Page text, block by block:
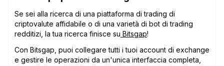
Se sei alla ricerca di una piattaforma di trading di
criptovalute affidabile o di una varietà di bot di trading
redditizi, la tua ricerca finisce su Bitsgap!
Con Bitsgap, puoi collegare tutti i tuoi account di exchange
e gestire le operazioni da un'unica interfaccia completa,